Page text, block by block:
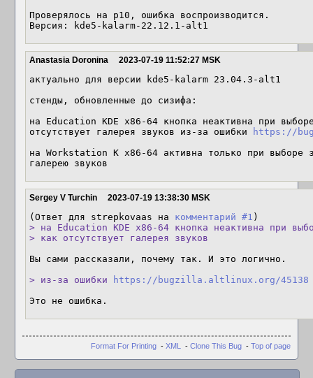
Проверялось на p10, ошибка воспроизводится.
Версия: kde5-kalarm-22.12.1-alt1
Anastasia Doronina 2023-07-19 11:52:27 MSK
актуально для версии kde5-kalarm 23.04.3-alt1
стенды, обновленные до сизифа:
на Education KDE x86-64 кнопка неактивна при
отсутствует галерея звуков из-за ошибки
https://
на Workstation K x86-64 активна только при выборе
галерею звуков
Sergey V Turchin 2023-07-19 13:38:30 MSK
(Ответ для strepkovaas на комментарий #1
> на Education KDE x86-64 кнопка неактивна при
> как отсутствует галерея звуков
Вы сами рассказали, почему так. И это логично.
> из-за ошибки
https://bugzilla.altlinux.org/45138
Это не ошибка.
Format For Printing - XML - Clone This Bug - Top of page